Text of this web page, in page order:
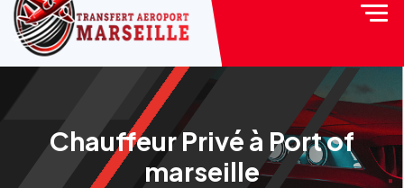
Chauffeur Privé à Port of
marseille